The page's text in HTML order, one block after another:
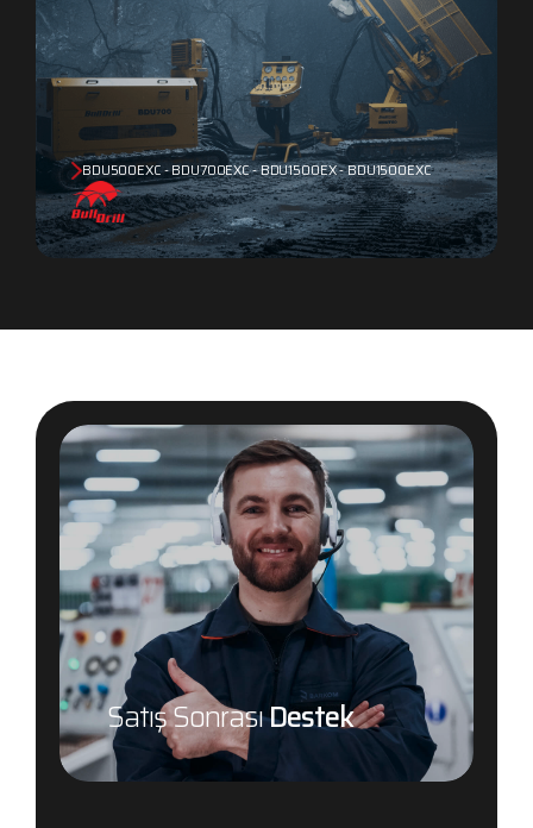
BDU500EXC - BDU700EXC - BDU1500EX - BDU1500EXC
Satış SonrasıDestek